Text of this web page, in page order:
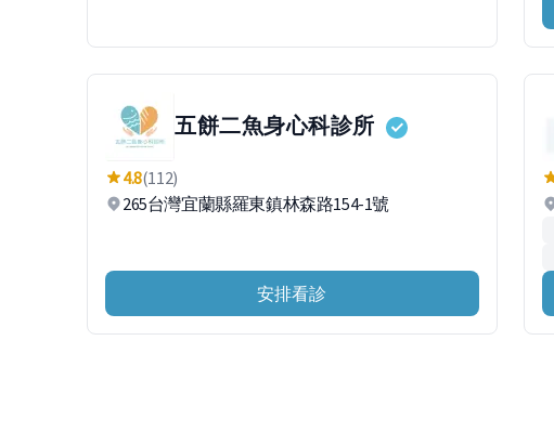
五餅二魚身心科診所
4.8(112)
265台灣宜蘭縣羅東鎮林森路154-1號
安排看診